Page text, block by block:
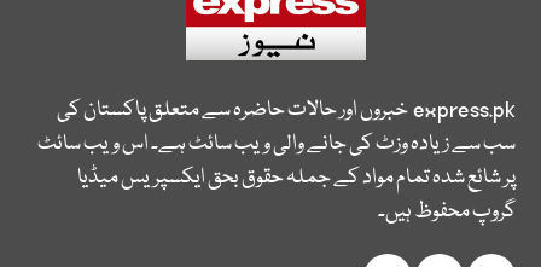
express.pkخبروں اور حالات حاضرہ سے متعلق پاکستان کی
سب سے زیادہ وزٹ کی جانے والی ویب سائٹ ہے۔ اس ویب سائٹ
پر شائع شدہ تمام مواد کے جملہ حقوق بحق ایکسپریس میڈیا
گروپ محفوظ ہیں۔